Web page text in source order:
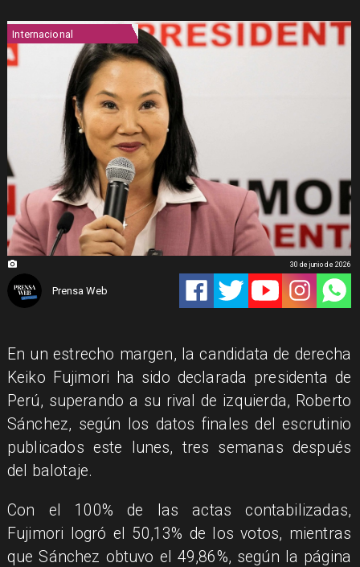
Internacional
Prensa Web
30 de junio de 2026
En un estrecho margen, la candidata de derecha
Keiko Fujimori ha sido declarada presidenta de
Perú, superando a su rival de izquierda, Roberto
Sánchez, según los datos finales del escrutinio
publicados este lunes, tres semanas después
del balotaje.
Con el 100% de las actas contabilizadas,
Fujimori logró el 50,13% de los votos, mientras
que Sánchez obtuvo el 49,86%, según la página